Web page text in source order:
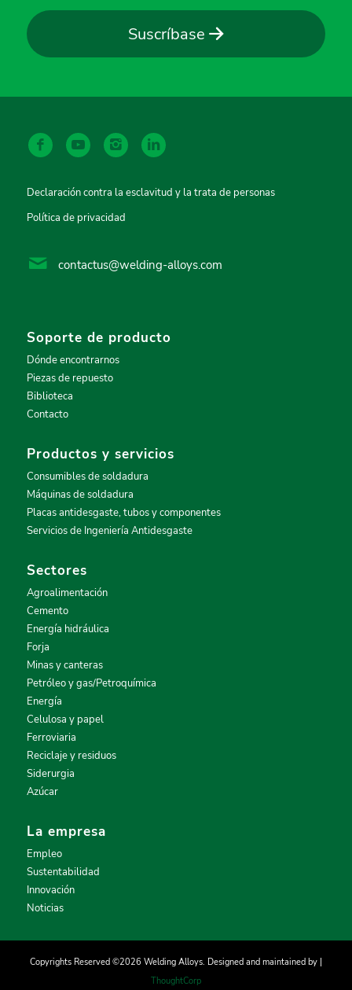
Suscríbase
Declaración contra la esclavitud y la trata de personas
Política de privacidad
contactus@welding-alloys.com
Soporte de producto
Dónde encontrarnos
Piezas de repuesto
Biblioteca
Contacto
Productos y servicios
Consumibles de soldadura
Máquinas de soldadura
Placas antidesgaste, tubos y componentes
Servicios de Ingeniería Antidesgaste
Sectores
Agroalimentación
Cemento
Energía hidráulica
Forja
Minas y canteras
Petróleo y gas/Petroquímica
Energía
Celulosa y papel
Ferroviaria
Reciclaje y residuos
Siderurgia
Azúcar
La empresa
Empleo
Sustentabilidad
Innovación
Noticias
Copyrights Reserved ©2026 Welding Alloys. Designed and maintained by |
ThoughtCorp